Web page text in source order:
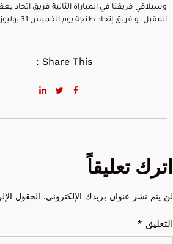
وسيلاقي فريقنا في المباراة الثانية فريق اتحاد
المقبل. و فريق إتحاد طنجة يوم الخميس 31 يوليوز.
Share This :
اترك تعليقاً
لن يتم نشر عنوان بريدك الإلكتروني. الحقول
التعليق *